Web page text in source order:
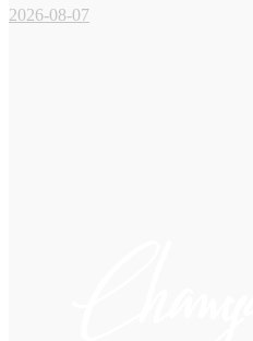
2026-08-07